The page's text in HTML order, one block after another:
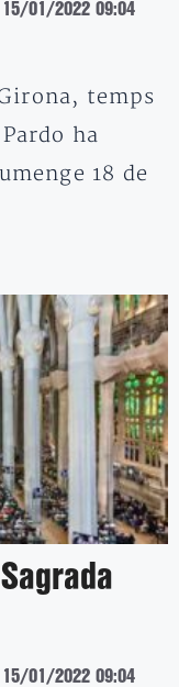
01/2022 09:04
temps
ha
18 de
01/2022 09:04